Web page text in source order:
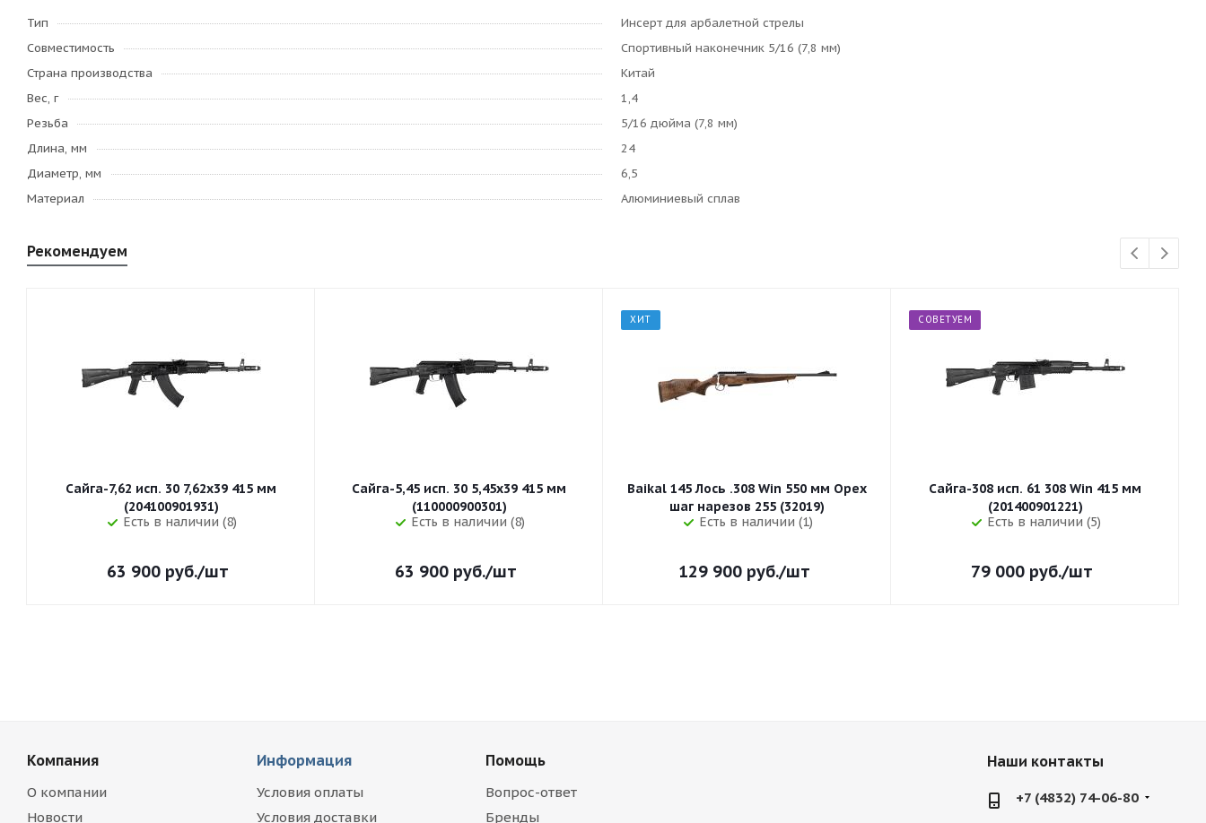
Тип
Инсерт для арбалетной стрелы
Совместимость
Спортивный наконечник 5/16 (7,8 мм)
Страна производства
Китай
Вес, г
1,4
Резьба
5/16 дюйма (7,8 мм)
Длина, мм
24
Диаметр, мм
6,5
Материал
Алюминиевый сплав
Рекомендуем
Сайга-7,62 исп. 30 7,62x39 415 мм
(204100901931)
Есть в наличии (8)
63 900 руб./шт
Сайга-5,45 исп. 30 5,45x39 415 мм
(110000900301)
Есть в наличии (8)
63 900 руб./шт
ХИТ
Baikal 145 Лось .308 Win 550 мм Орех
шаг нарезов 255 (32019)
Есть в наличии (1)
129 900руб./шт
СОВЕТУЕМ
Сайга-308 исп. 61 308 Win 415 мм
(201400901221)
Есть в наличии (5)
79 000 руб./шт
Компания
О компании
Новости
Информация
Условия оплаты
Условия доставки
Помощь
Вопрос-ответ
Бренды
Наши контакты
+7 (4832) 74-06-80